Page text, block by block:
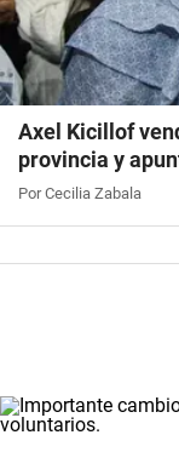
Axel Kicillof
provincia y
Por Cecilia Zabala